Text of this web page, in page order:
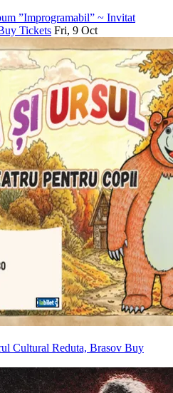
”Improgramabil” ~ Invitat
Tickets Fri, 9 Oct
Cultural Reduta, Brasov Buy